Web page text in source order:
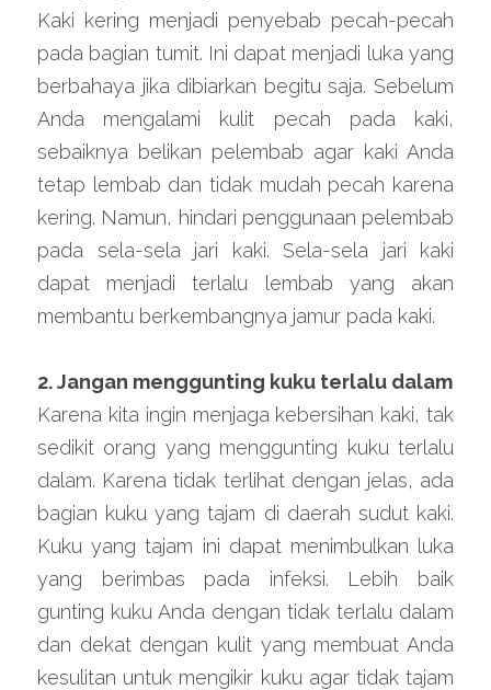
Kaki kering menjadi penyebab pecah-pecah
pada bagian tumit. Ini dapat menjadi luka yang
berbahaya jika dibiarkan begitu saja. Sebelum
Anda mengalami kulit pecah pada kaki,
sebaiknya belikan pelembab agar kaki Anda
tetap lembab dan tidak mudah pecah karena
kering. Namun, hindari penggunaan pelembab
pada sela-sela jari kaki. Sela-sela jari kaki
dapat menjadi terlalu lembab yang akan
membantu berkembangnya jamur pada kaki.
2. Jangan menggunting kuku terlalu dalam
Karena kita ingin menjaga kebersihan kaki, tak
sedikit orang yang menggunting kuku terlalu
dalam. Karena tidak terlihat dengan jelas, ada
bagian kuku yang tajam di daerah sudut kaki.
Kuku yang tajam ini dapat menimbulkan luka
yang berimbas pada infeksi. Lebih baik
gunting kuku Anda dengan tidak terlalu dalam
dan dekat dengan kulit yang membuat Anda
kesulitan untuk mengikir kuku agar tidak tajam